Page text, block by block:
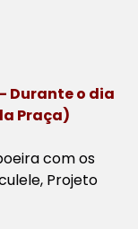
Durante o dia
Praça)
com os
Projeto